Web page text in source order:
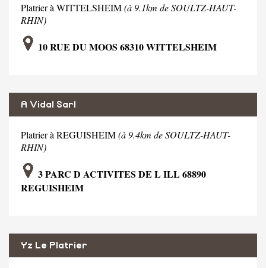
Platrier à WITTELSHEIM(à 9.1km de SOULTZ-HAUT-
RHIN)
10 RUE DU MOOS 68310 WITTELSHEIM
A Vidal Sarl
Platrier à REGUISHEIM(à 9.4km de SOULTZ-HAUT-
RHIN)
3 PARC D ACTIVITES DE L ILL 68890
REGUISHEIM
Yz Le Platrier